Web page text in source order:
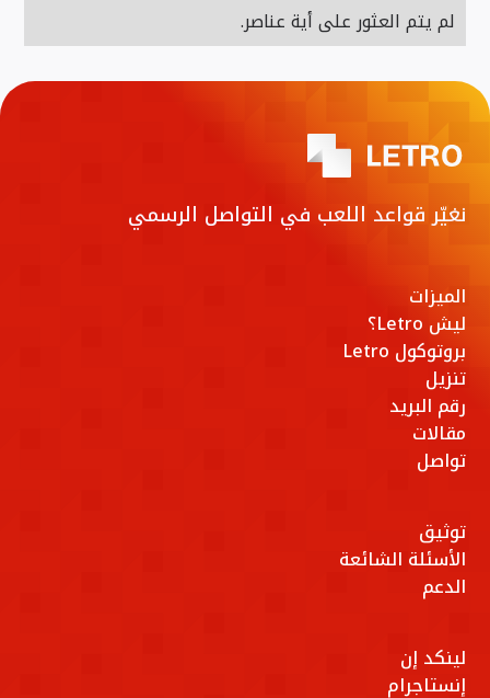
لم يتم العثور على أية عناصر.
نغيّر قواعد اللعب في التواصل الرسمي
الميزات
ليش Letro؟
بروتوكول Letro
تنزيل
رقم البريد
مقالات
تواصل
توثيق
الأسئلة الشائعة
الدعم
لينكد إن
إنستاجرام